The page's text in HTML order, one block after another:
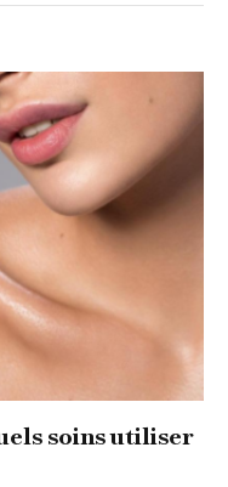
soins utiliser